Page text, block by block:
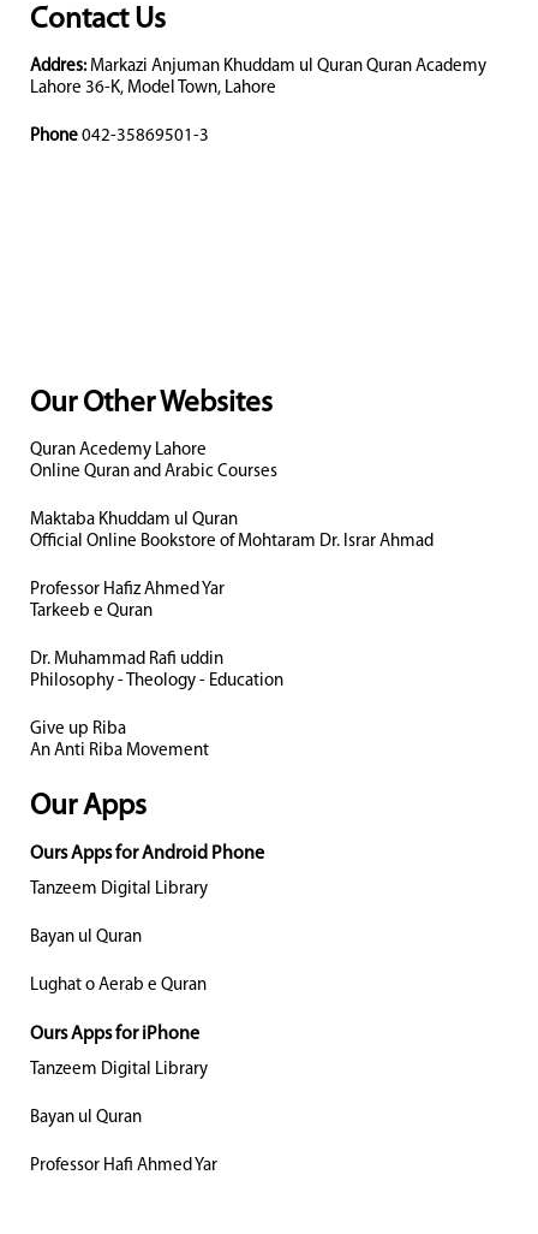
Contact Us
Addres: Markazi Anjuman Khuddam ul Quran Quran Academy
Lahore 36-K, Model Town, Lahore
Phone 042-35869501-3
Our Other Websites
Quran Acedemy Lahore
Online Quran and Arabic Courses
Maktaba Khuddam ul Quran
Official Online Bookstore of Mohtaram Dr. Israr Ahmad
Professor Hafiz Ahmed Yar
Tarkeeb e Quran
Dr. Muhammad Rafi uddin
Philosophy - Theology - Education
Give up Riba
An Anti Riba Movement
Our Apps
Ours Apps for Android Phone
Tanzeem Digital Library
Bayan ul Quran
Lughat o Aerab e Quran
Ours Apps for iPhone
Tanzeem Digital Library
Bayan ul Quran
Professor Hafi Ahmed Yar